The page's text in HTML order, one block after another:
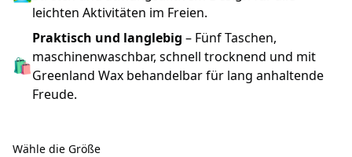
leichten Aktivitäten im Freien.
🛍
Praktisch und langlebig – Fünf Taschen,
maschinenwaschbar, schnell trocknend und mit
Greenland Wax behandelbar für lang anhaltende
Freude.
Wähle die Größe